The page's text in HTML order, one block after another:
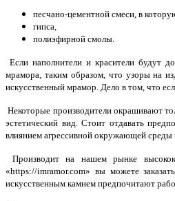
песчано-цементной смеси, в
гипса,
полиэфирной смолы.
Если наполнители и красители будут
мрамора, таким образом, что узоры на
искусственный мрамор. Дело в том, что
Некоторые производители окрашивают
эстетический вид. Стоит отдавать
влиянием агрессивной окружающей среды
Производит на нашем рынке
«https://imramor.com» вы можете
искусственным камнем предпочитают